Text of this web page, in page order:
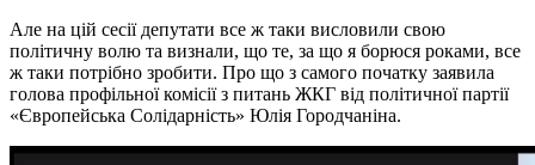
Але на цій сесії депутати все ж таки висловили свою
політичну волю та визнали, що те, за що я борюся роками, все
ж таки потрібно зробити. Про що з самого початку заявила
голова профільної комісії з питань ЖКГ від політичної партії
«Європейська Солідарність» Юлія Городчаніна.